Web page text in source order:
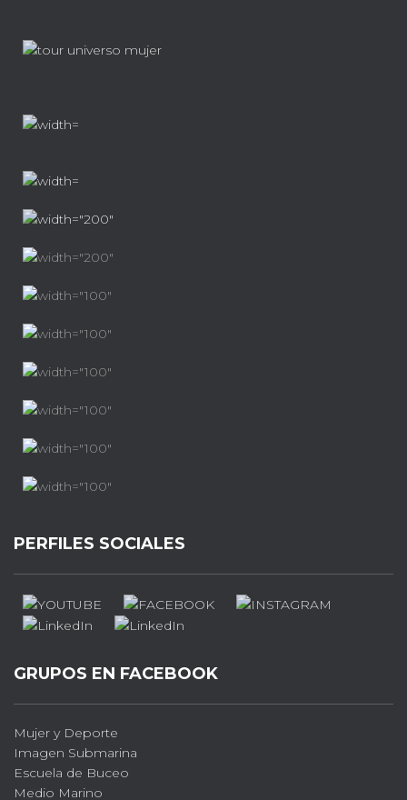
PERFILES SOCIALES
GRUPOS EN FACEBOOK
Mujer y Deporte
Imagen Submarina
Escuela de Buceo
Medio Marino